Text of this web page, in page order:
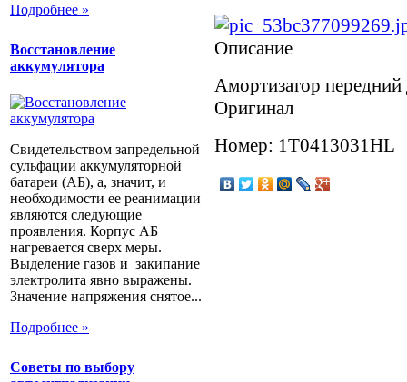
Подробнее »
Восстановление
аккумулятора
Свидетельством запредельной
сульфации аккумуляторной
батареи (АБ), а, значит, и
необходимости ее реанимации
являются следующие
проявления. Корпус АБ
нагревается сверх меры.
Выделение газов и закипание
электролита явно выражены.
Значение напряжения снятое...
Подробнее »
Советы по выбору
Описание
Амортизатор
Оригинал
Номер: 1T0413031HL